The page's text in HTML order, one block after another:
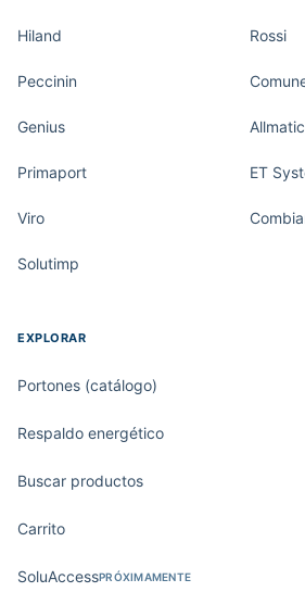
Hiland Rossi
Peccinin
Genius Allmatic
Primaport ET
Viro
Solutimp
EXPLORAR
Portones (catálogo)
Respaldo energético
Buscar productos
Carrito
SoluAccessPRÓXIMAMENTE